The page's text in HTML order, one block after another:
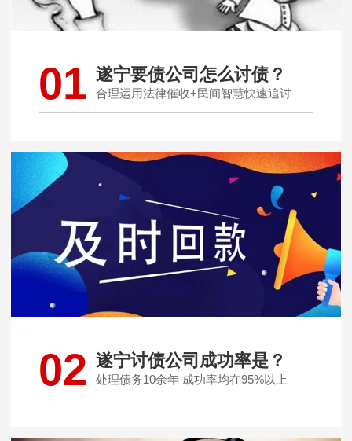
01 遂宁要债公司怎么讨债？
合理运用法律催收+民间智慧快速追讨
02 遂宁讨债公司成功率是？
处理债务10余年 成功率均在95%以上